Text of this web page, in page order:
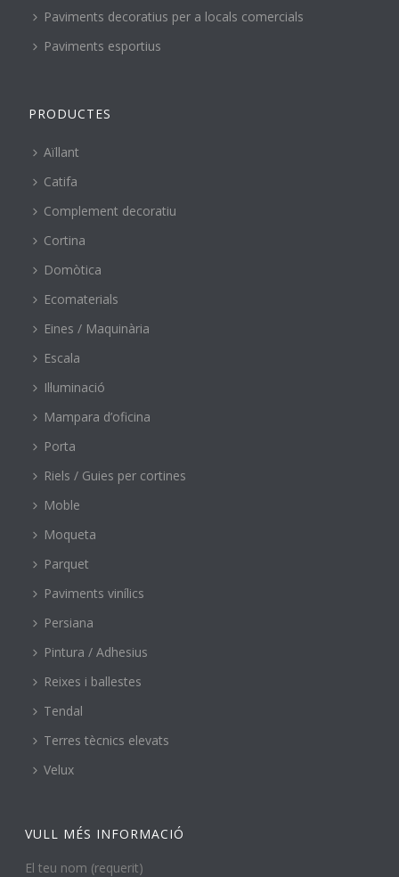
Paviments decoratius per a locals comercials
Paviments esportius
PRODUCTES
Aïllant
Catifa
Complement decoratiu
Cortina
Domòtica
Ecomaterials
Eines / Maquinària
Escala
Il·luminació
Mampara d’oficina
Porta
Riels / Guies per cortines
Moble
Moqueta
Parquet
Paviments vinílics
Persiana
Pintura / Adhesius
Reixes i ballestes
Tendal
Terres tècnics elevats
Velux
VULL MÉS INFORMACIÓ
El teu nom (requerit)